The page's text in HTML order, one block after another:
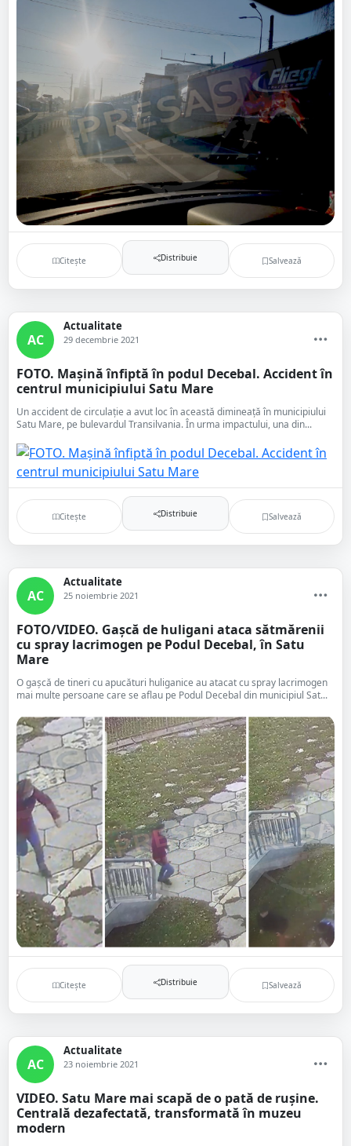
Citește Distribuie Salvează
AC
Actualitate
29 decembrie 2021
FOTO. Mașină înfiptă în podul Decebal. Accident în
centrul municipiului Satu Mare
Un accident de circulație a avut loc în această dimineață în municipiului
Satu Mare, pe bulevardul Transilvania. În urma impactului, una din...
Citește Distribuie Salvează
AC
Actualitate
25 noiembrie 2021
FOTO/VIDEO. Gașcă de huligani ataca sătmărenii
cu spray lacrimogen pe Podul Decebal, în Satu
Mare
O gașcă de tineri cu apucături huliganice au atacat cu spray lacrimogen
mai multe persoane care se aflau pe Podul Decebal din municipiul Sat...
Citește Distribuie Salvează
AC
Actualitate
23 noiembrie 2021
VIDEO. Satu Mare mai scapă de o pată de rușine.
Centrală dezafectată, transformată în muzeu
modern